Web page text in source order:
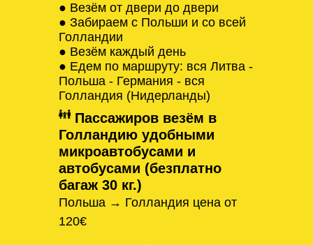
● Везём от двери до двери
● Забираем с Польши и со всей
Голландии
● Везём каждый день
● Едем по маршруту: вся Литва -
Польша - Германия - вся
Голландия (Нидерланды)
Пассажиров везём в
Голландию удобными
микроавтобусами и
автобусами (безплатно
багаж 30 кг.)
Польша → Голландия цена от
120€